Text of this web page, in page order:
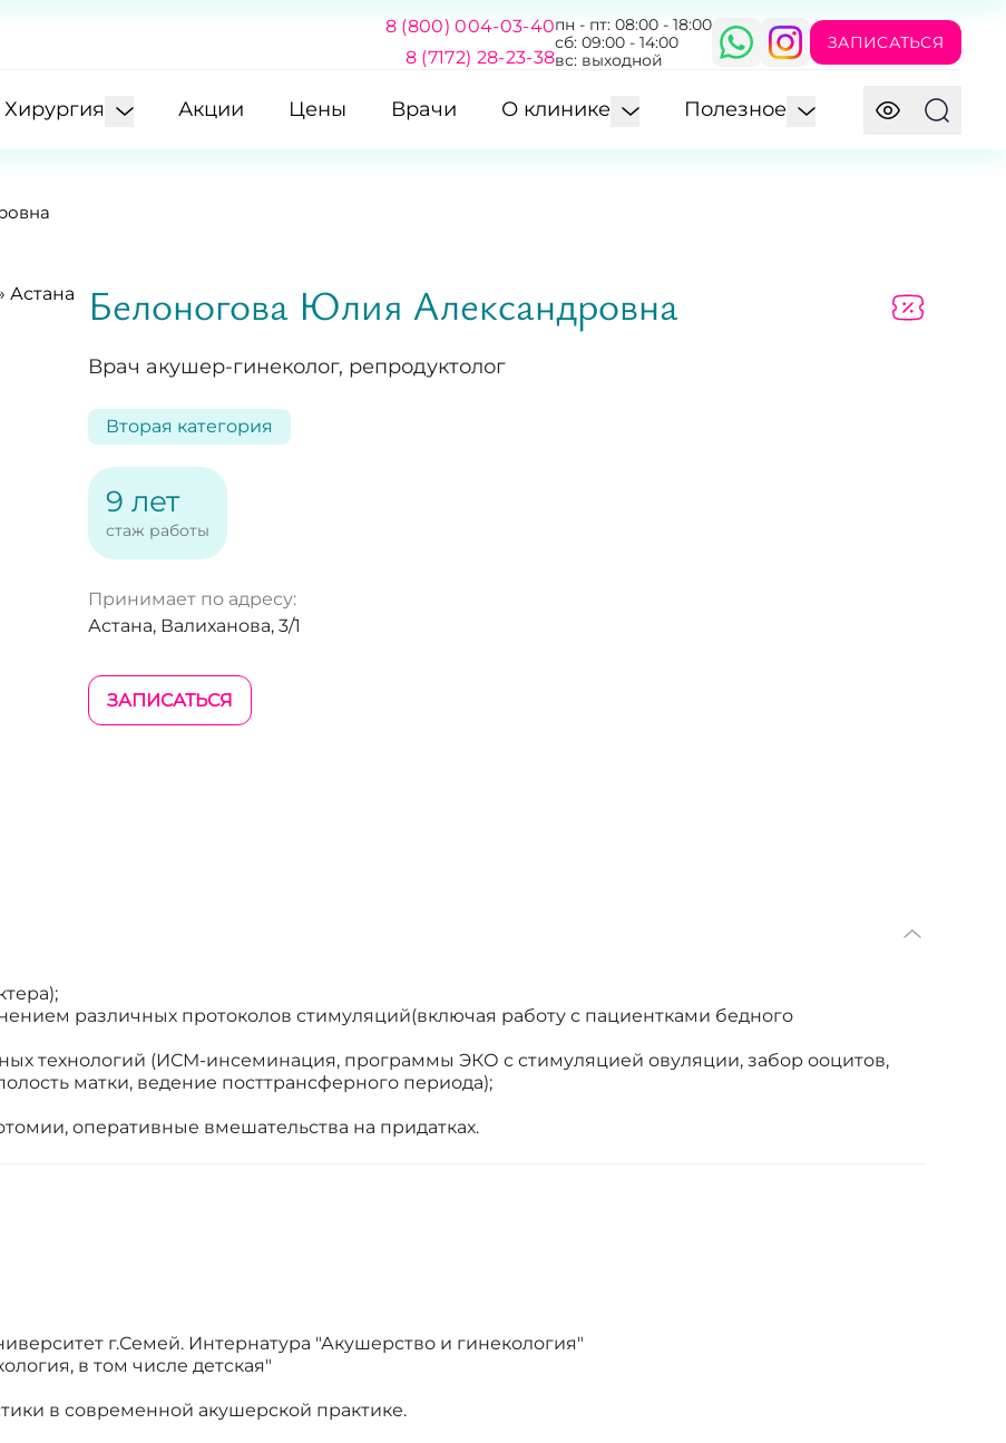
8 (800) 004-03-40
8 (7172) 28-23-38
пн - пт: 08:00 - 18:00
сб: 09:00 - 14:00
вс: выходной
ЗАПИСАТЬСЯ
Хирургия Акции Цены Врачи О клинике Полезное
Белоногова Юлия Александровна
Врач акушер-гинеколог, репродуктолог
Вторая категория
9 лет
стаж работы
Принимает по адресу:
Астана, Валиханова, 3/1
ЗАПИСАТЬСЯ
различных протоколов стимуляций(включая работу с пациентками бедного
технологий (ИСМ-инсеминация, программы ЭКО с стимуляцией овуляции, забор ооцитов,
матки, ведение посттрансферного периода);
оперативные вмешательства на придатках.
г.Семей. Интернатура "Акушерство и гинекология"
в том числе детская"
в современной акушерской практике.